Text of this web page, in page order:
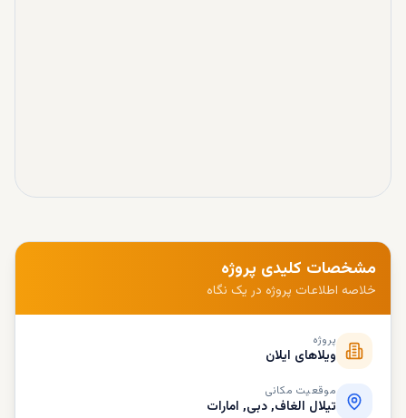
مشخصات کلیدی پروژه
خلاصه اطلاعات پروژه در یک نگاه
پروژه
ویلاهای ایلان
موقعیت مکانی
تیلال الغاف, دبی, امارات